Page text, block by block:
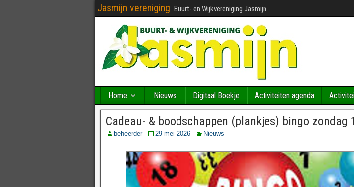
Jasmijn vereniging Buurt- en Wijkvereniging Jasmijn
Home Nieuws Digitaal Boekje Activiteiten agenda
Cadeau- & boodschappen (plankjes) bingo zondag
beheerder 29 mei 2026 Nieuws